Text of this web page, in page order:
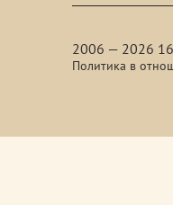
2006 — 2026
Политика в